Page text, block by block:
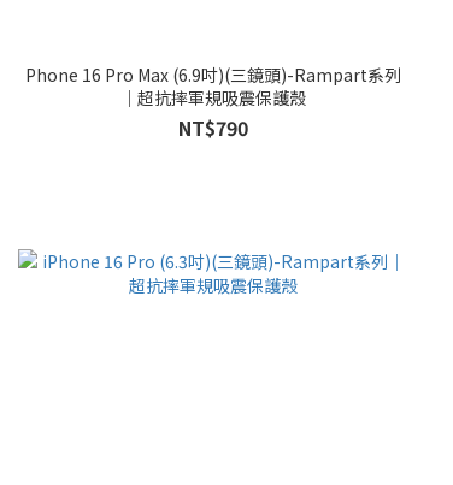
Phone 16 Pro Max (6.9吋)(三鏡頭)-Rampart系列
｜超抗摔軍規吸震保護殼
NT$790